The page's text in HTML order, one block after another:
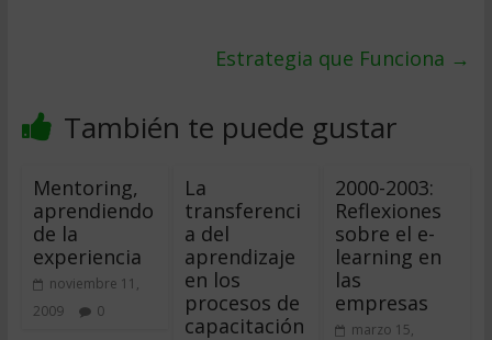
Estrategia que Funciona →
También te puede gustar
Mentoring,
aprendiendo
de la
experiencia
noviembre 11,
2009
0
La
transferenci
a del
aprendizaje
en los
procesos de
capacitación
2000-2003:
Reflexiones
sobre el e-
learning en
las
empresas
marzo 15,